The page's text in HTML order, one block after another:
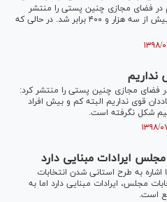
مجازی چنین پستی را منتشر
کرد: رشد نقدینگی چهار دهه گذشته، بیش از سه هزار و ۴۰۰ برابر شد. در حالی که
نداریم
مجازی چنین پستی را منتشر کرد:
قوی نداریم البته کم و بیش افراد
شکل نگرفته است.
ایرادات مبنایی دارد
به طرح استانی شدن انتخابات
مجلس، ایرادات مبنایی دارد اما به
است.